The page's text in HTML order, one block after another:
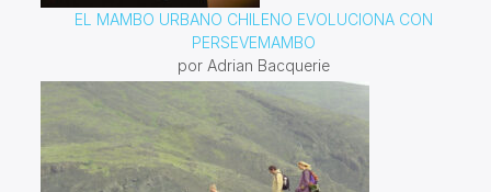
EL MAMBO URBANO CHILENO EVOLUCIONA CON
PERSEVEMAMBO
por Adrian Bacquerie